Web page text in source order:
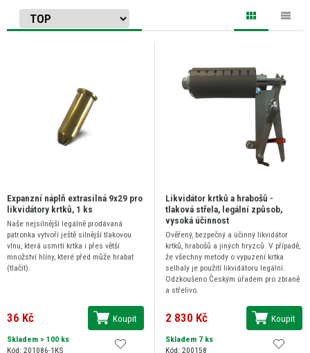
Expanzní náplň extrasilná 9x29 pro
likvidátory krtků, 1 ks
Naše nejsilnější legálně prodávaná
patronka vytvoří ještě silnější tlakovou
vlnu, která usmrtí krtka i přes větší
množství hlíny, které před může hrabat
(tlačit).
36 Kč Koupit
Skladem > 100 ks
Kód: 201086-1KS
Likvidátor krtků a hrabošů -
tlaková střela, legální způsob,
vysoká účinnost
Ověřený, bezpečný a účinný likvidátor
krtků, hrabošů a jiných hryzců. V případě,
že všechny metody o vypuzení krtka
selhaly je použití likvidátoru legální.
Odzkoušeno Českým úřadem pro zbraně
a střelivo.
2 830 Kč Koupit
Skladem 7 ks
Kód: 200158